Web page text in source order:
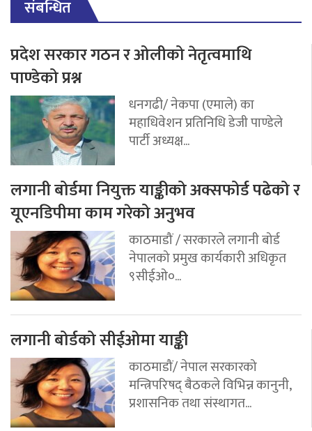
संबन्धित
प्रदेश सरकार गठन र ओलीको नेतृत्वमाथि
पाण्डेको प्रश्न
धनगढी/ नेकपा (एमाले) का
महाधिवेशन प्रतिनिधि डेजी पाण्डेले
पार्टी अध्यक्ष...
लगानी बोर्डमा नियुक्त याङ्कीको अक्सफोर्ड पढेको र
यूएनडिपीमा काम गरेको अनुभव
काठमाडौं / सरकारले लगानी बोर्ड
नेपालको प्रमुख कार्यकारी अधिकृत
९सीईओ०...
लगानी बोर्डको सीईओमा याङ्की
काठमाडौं/ नेपाल सरकारको
मन्त्रिपरिषद् बैठकले विभिन्न कानुनी,
प्रशासनिक तथा संस्थागत...